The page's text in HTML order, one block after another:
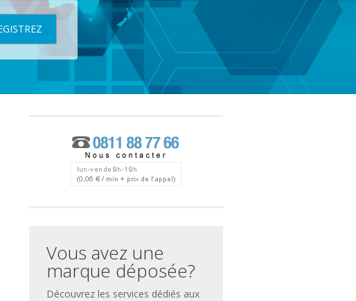
Vous avez une
marque déposée?
Découvrez les services dédiés aux